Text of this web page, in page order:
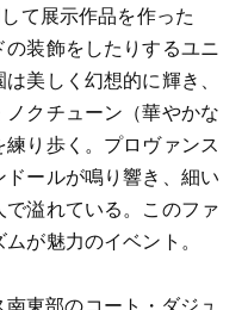
て展示作品を作った
装飾をしたりするユニ
美しく幻想的に輝き、
クチューン（華やかな
り歩く。プロヴァンス
ールが鳴り響き、細い
溢れている。このファ
が魅力のイベント。